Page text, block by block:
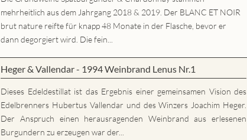
mehrheitlich aus dem Jahrgang 2018 & 2019. Der BLANC ET NOIR
brut nature reifte für knapp 48 Monate in der Flasche, bevor er
dann degorgiert wird. Die fein...
Heger & Vallendar - 1994 Weinbrand Lenus Nr.1
Dieses Edeldestillat ist das Ergebnis einer gemeinsamen Vision des
Edelbrenners Hubertus Vallendar und des Winzers Joachim Heger.
Der Anspruch einen herausragenden Weinbrand aus erlesenen
Burgundern zu erzeugen war der...